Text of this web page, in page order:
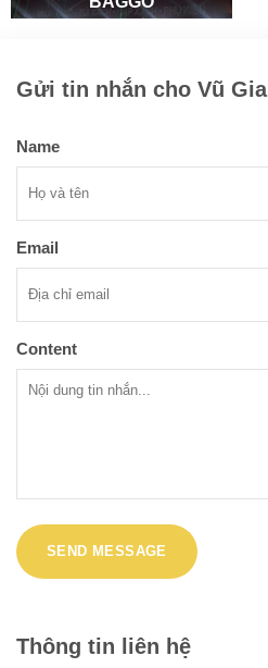
Gửi tin nhắn cho Vũ Gia
Name
Email
Content
Thông tin liên hệ